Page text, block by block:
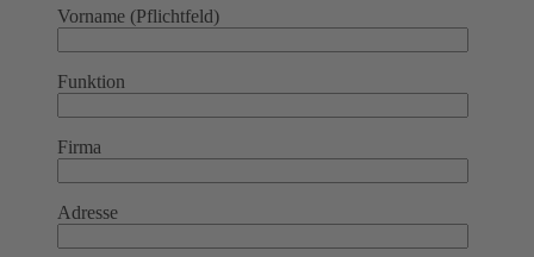
Vorname (Pflichtfeld)
Funktion
Firma
Adresse